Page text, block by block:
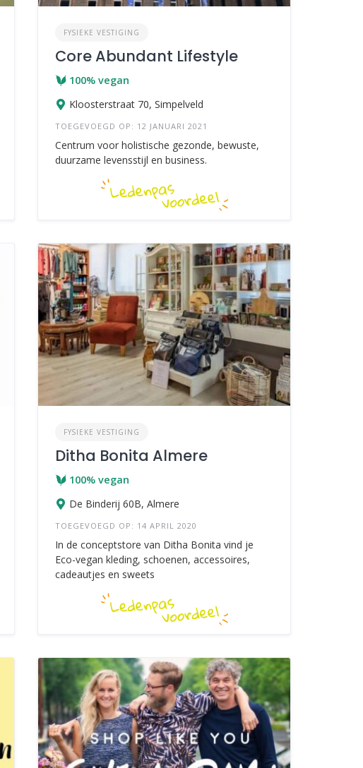
FYSIEKE VESTIGING
Core Abundant Lifestyle
100% vegan
Kloosterstraat 70, Simpelveld
TOEGEVOEGD OP: 12 JANUARI 2021
Centrum voor holistische gezonde, bewuste,
duurzame levensstijl en business.
FYSIEKE VESTIGING
Ditha Bonita Almere
100% vegan
De Binderij 60B, Almere
TOEGEVOEGD OP: 14 APRIL 2020
In de conceptstore van Ditha Bonita vind je
Eco-vegan kleding, schoenen, accessoires,
cadeautjes en sweets